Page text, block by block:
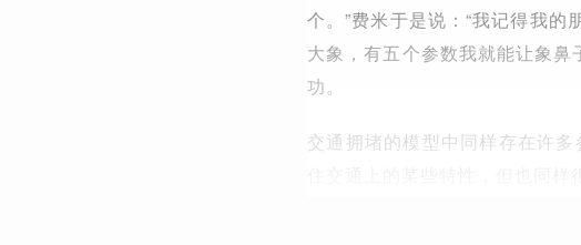
个。”费米于是说：“我记得我的
大象，有五个参数我就能让象
功。
交通拥堵的模型中同样存在许